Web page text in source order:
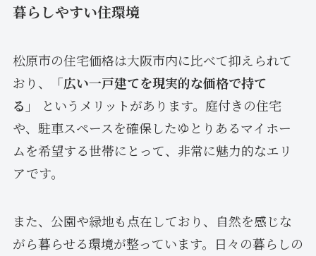
暮らしやすい住環境
松原市の住宅価格は大阪市内に比べて抑えられて
おり、
「広い一戸建てを現実的な価格で持て
る」
というメリットがあります。庭付きの住宅
や、駐車スペースを確保したゆとりあるマイホー
ムを希望する世帯にとって、非常に魅力的なエリ
アです。
また、公園や緑地も点在しており、自然を感じな
がら暮らせる環境が整っています。日々の暮らしの